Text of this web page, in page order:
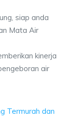
siap anda
Mata Air
kinerja
air
Termurah dan